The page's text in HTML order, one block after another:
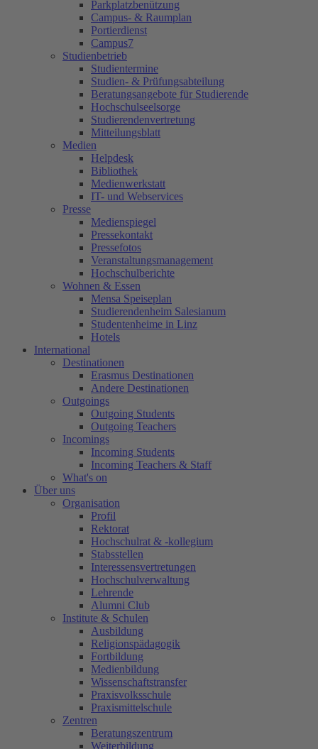
Parkplatzbenützung
Campus- & Raumplan
Portierdienst
Campus7
Studienbetrieb
Studientermine
Studien- & Prüfungsabteilung
Beratungsangebote für Studierende
Hochschulseelsorge
Studierendenvertretung
Mitteilungsblatt
Medien
Helpdesk
Bibliothek
Medienwerkstatt
IT- und Webservices
Presse
Medienspiegel
Pressekontakt
Pressefotos
Veranstaltungsmanagement
Hochschulberichte
Wohnen & Essen
Mensa Speiseplan
Studierendenheim Salesianum
Studentenheime in Linz
Hotels
International
Destinationen
Erasmus Destinationen
Andere Destinationen
Outgoings
Outgoing Students
Outgoing Teachers
Incomings
Incoming Students
Incoming Teachers & Staff
What's on
Über uns
Organisation
Profil
Rektorat
Hochschulrat & -kollegium
Stabsstellen
Interessensvertretungen
Hochschulverwaltung
Lehrende
Alumni Club
Institute & Schulen
Ausbildung
Religionspädagogik
Fortbildung
Medienbildung
Wissenschaftstransfer
Praxisvolksschule
Praxismittelschule
Zentren
Beratungszentrum
Weiterbildung